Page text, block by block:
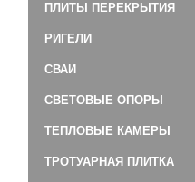
ПЛИТЫ ПЕРЕКРЫТИЯ
РИГЕЛИ
СВАИ
СВЕТОВЫЕ ОПОРЫ
ТЕПЛОВЫЕ КАМЕРЫ
ТРОТУАРНАЯ ПЛИТКА